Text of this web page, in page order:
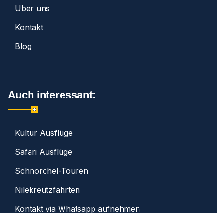
Über uns
Kontakt
Blog
Auch interessant:
Kultur Ausflüge
Safari Ausflüge
Schnorchel-Touren
Nilekreutzfahrten
Kontakt via Whatsapp aufnehmen